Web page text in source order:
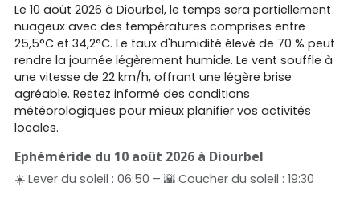
Le 10 août 2026 à Diourbel, le temps sera partiellement
nuageux avec des températures comprises entre
25,5°C et 34,2°C. Le taux d'humidité élevé de 70 % peut
rendre la journée légèrement humide. Le vent souffle à
une vitesse de 22 km/h, offrant une légère brise
agréable. Restez informé des conditions
météorologiques pour mieux planifier vos activités
locales.
Ephéméride du 10 août 2026 à Diourbel
☀️ Lever du soleil : 06:50 – 🌇 Coucher du soleil : 19:30